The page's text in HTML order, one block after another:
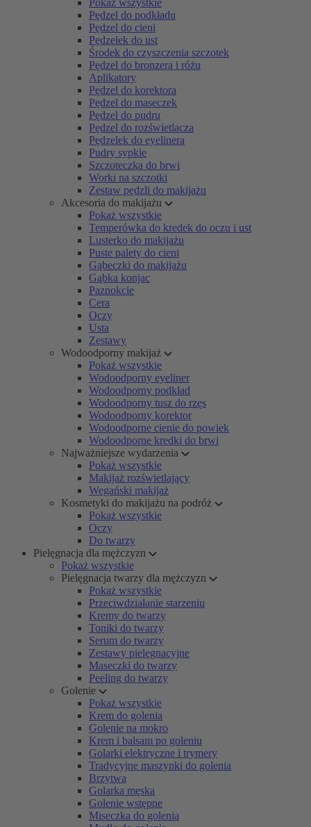
Pokaż wszystkie
Pędzel do podkładu
Pędzel do cieni
Pędzelek do ust
Środek do czyszczenia szczotek
Pędzel do bronzera i różu
Aplikatory
Pędzel do korektora
Pędzel do maseczek
Pędzel do pudru
Pędzel do rozświetlacza
Pędzelek do eyelinera
Pudry sypkie
Szczoteczka do brwi
Worki na szczotki
Zestaw pędzli do makijażu
Akcesoria do makijażu
Pokaż wszystkie
Temperówka do kredek do oczu i ust
Lusterko do makijażu
Puste palety do cieni
Gąbeczki do makijażu
Gąbka konjac
Paznokcie
Cera
Oczy
Usta
Zestawy
Wodoodporny makijaż
Pokaż wszystkie
Wodoodporny eyeliner
Wodoodporny podkład
Wodoodporny tusz do rzęs
Wodoodporny korektor
Wodoodporne cienie do powiek
Wodoodporne kredki do brwi
Najważniejsze wydarzenia
Pokaż wszystkie
Makijaż rozświetlający
Wegański makijaż
Kosmetyki do makijażu na podróż
Pokaż wszystkie
Oczy
Do twarzy
Pielęgnacja dla mężczyzn
Pokaż wszystkie
Pielęgnacja twarzy dla mężczyzn
Pokaż wszystkie
Przeciwdziałanie starzeniu
Kremy do twarzy
Toniki do twarzy
Serum do twarzy
Zestawy pielęgnacyjne
Maseczki do twarzy
Peeling do twarzy
Golenie
Pokaż wszystkie
Krem do golenia
Golenie na mokro
Krem i balsam po goleniu
Golarki elektryczne i trymery
Tradycyjne maszynki do golenia
Brzytwa
Golarka męska
Golenie wstępne
Miseczka do golenia